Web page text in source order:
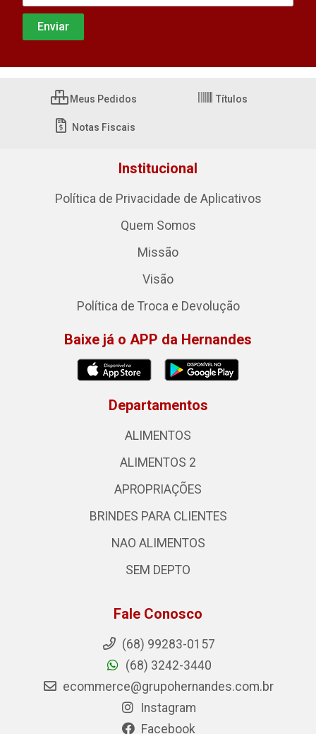
Meus Pedidos Títulos
Notas Fiscais
Institucional
Política de Privacidade de Aplicativos
Quem Somos
Missão
Visão
Política de Troca e Devolução
Baixe já o APP da Hernandes
Departamentos
ALIMENTOS
ALIMENTOS 2
APROPRIAÇÕES
BRINDES PARA CLIENTES
NAO ALIMENTOS
SEM DEPTO
Fale Conosco
(68) 99283-0157
(68) 3242-3440
ecommerce@grupohernandes.com.br
Instagram
Facebook